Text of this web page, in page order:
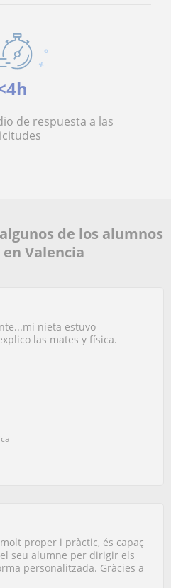
de respuesta a las
de los alumnos
en Valencia
nieta estuvo
las mates y física.
proper i pràctic, és capaç
seu alumne per dirigir els
personalitzada. Gràcies a